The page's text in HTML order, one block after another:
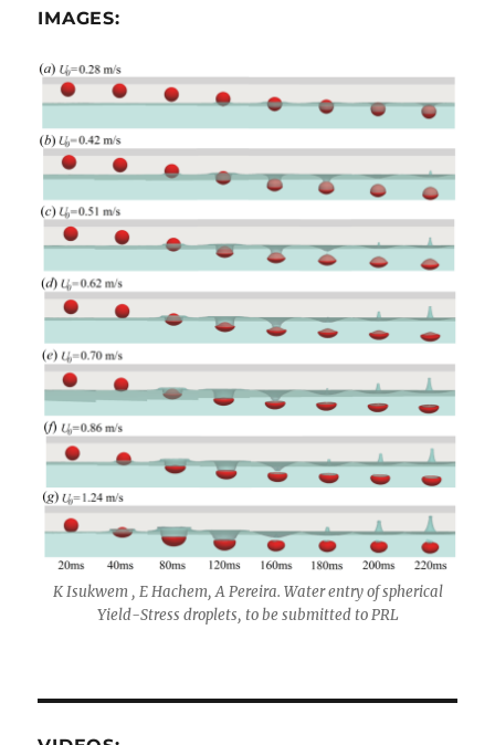
IMAGES:
K Isukwem , E Hachem, A Pereira. Water entry of spherical
Yield-Stress droplets, to be submitted to PRL